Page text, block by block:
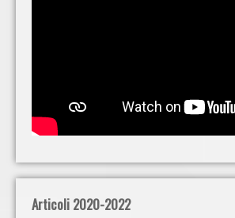
Articoli 2020-2022